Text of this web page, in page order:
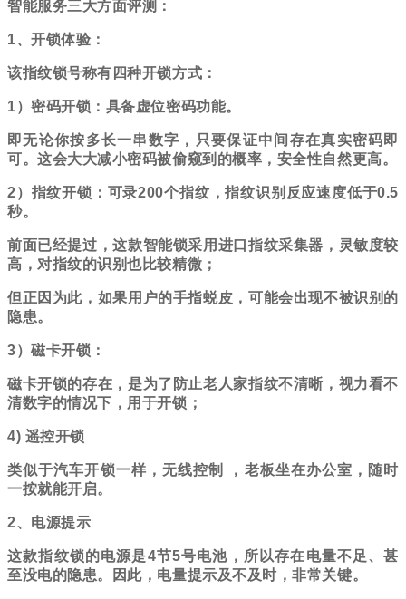
智能服务三大方面评测：
1、开锁体验：
该指纹锁号称有四种开锁方式：
1）密码开锁：具备虚位密码功能。
即无论你按多长一串数字，只要保证中间存在真实密码即
可。这会大大减小密码被偷窥到的概率，安全性自然更高。
2）指纹开锁：可录200个指纹，指纹识别反应速度低于0.5
秒。
前面已经提过，这款智能锁采用进口指纹采集器，灵敏度较
高，对指纹的识别也比较精微；
但正因为此，如果用户的手指蜕皮，可能会出现不被识别的
隐患。
3）磁卡开锁：
磁卡开锁的存在，是为了防止老人家指纹不清晰，视力看不
清数字的情况下，用于开锁；
4) 遥控开锁
类似于汽车开锁一样，无线控制
，老板坐在办公室，随时
一按就能开启。
2、电源提示
这款指纹锁的电源是4节5号电池，所以存在电量不足、甚
至没电的隐患。因此，电量提示及不及时，非常关键。